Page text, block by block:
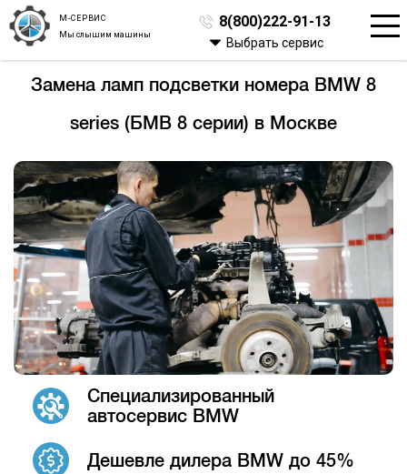
М-СЕРВИС
Мы слышим машины
8(800)222-91-13
Выбрать сервис
Замена ламп подсветки номера BMW 8
series (БМВ 8 серии) в Москве
Специализированный
автосервис BMW
Дешевле дилера BMW до 45%